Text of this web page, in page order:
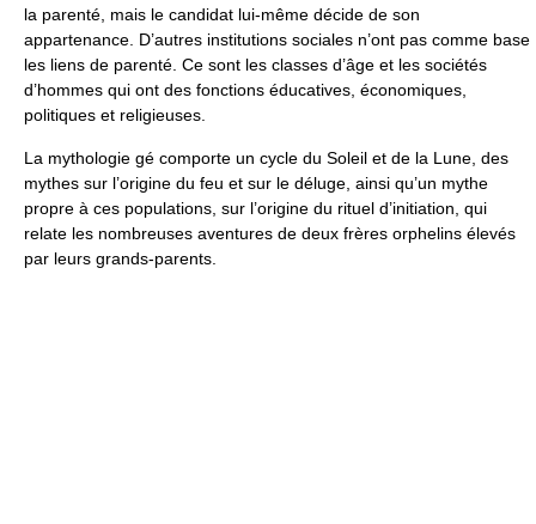
la parenté, mais le candidat lui-même décide de son
appartenance. D’autres institutions sociales n’ont pas comme base
les liens de parenté. Ce sont les classes d’âge et les sociétés
d’hommes qui ont des fonctions éducatives, économiques,
politiques et religieuses.
La mythologie gé comporte un cycle du Soleil et de la Lune, des
mythes sur l’origine du feu et sur le déluge, ainsi qu’un mythe
propre à ces populations, sur l’origine du rituel d’initiation, qui
relate les nombreuses aventures de deux frères orphelins élevés
par leurs grands-parents.